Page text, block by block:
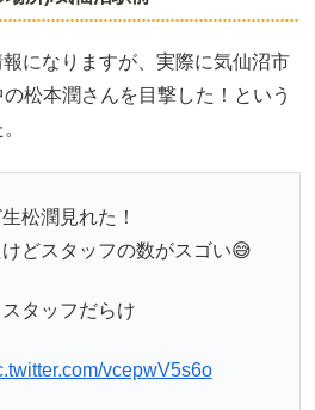
になりますが、実際に気仙沼市
松本潤さんを目撃した！という
松潤見れた！
どスタッフの数がスゴい😅
タッフだらけ
vcepwV5s6o